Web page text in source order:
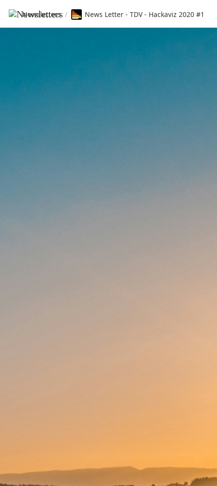
Newsletters / News Letter - TDV - Hackaviz 2020 #1